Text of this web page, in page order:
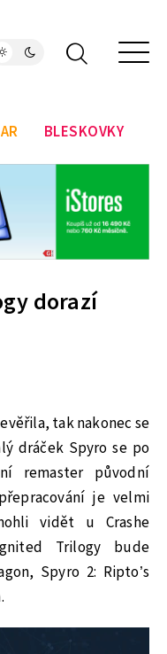
BLESKOVKY
dorazí
tak nakonec se
dráček Spyro se po
remaster původní
je velmi
vidět u Crashe
Trilogy bude
Spyro 2: Ripto’s